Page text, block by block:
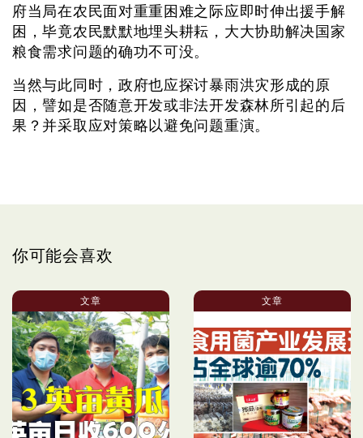
府当局在农民面对重重困难之际应即时伸出援手解
困，毕竟农民默默地埋头耕耘，大大协助解决国家
粮食需求问题的确功不可没。
当然与此同时，政府也应探讨暴雨洪灾形成的原
因，譬如是否随意开发或非法开发森林所引起的后
果？并采取应对策略以避免问题重演。
你可能会喜欢
文章 文章